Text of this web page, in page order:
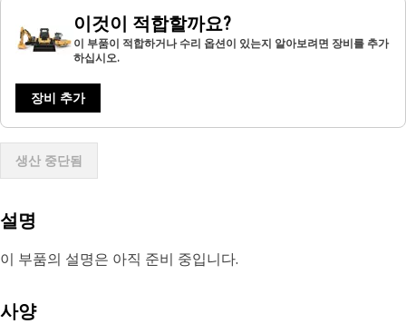
이것이 적합할까요?
이 부품이 적합하거나 수리 옵션이 있는지 알아보려면 장비를 추가
하십시오.
장비 추가
생산 중단됨
설명
이 부품의 설명은 아직 준비 중입니다.
사양